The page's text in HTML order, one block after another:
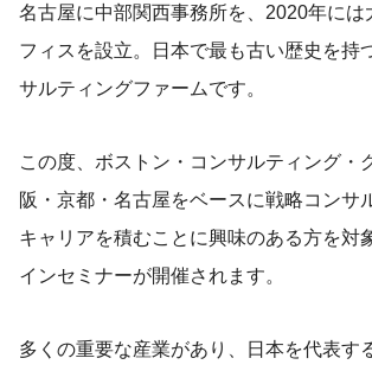
名古屋に中部関西事務所を、2020年には
フィスを設立。日本で最も古い歴史を持
サルティングファームです。
この度、ボストン・コンサルティング・
阪・京都・名古屋をベースに戦略コンサ
キャリアを積むことに興味のある方を対
インセミナーが開催されます。
多くの重要な産業があり、日本を代表す